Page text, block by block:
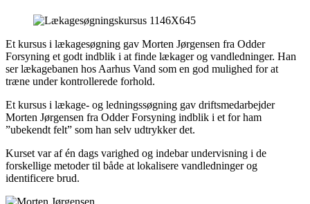
Et kursus i lækagesøgning gav Morten Jørgensen fra Odder
Forsyning et godt indblik i at finde lækager og vandledninger. Han
ser lækagebanen hos Aarhus Vand som en god mulighed for at
træne under kontrollerede forhold.
Et kursus i lækage- og ledningssøgning gav driftsmedarbejder
Morten Jørgensen fra Odder Forsyning indblik i et for ham
”ubekendt felt” som han selv udtrykker det.
Kurset var af én dags varighed og indebar undervisning i de
forskellige metoder til både at lokalisere vandledninger og
identificere brud.